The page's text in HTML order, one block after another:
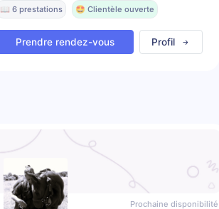
📖 6 prestations 🤩 Clientèle ouverte
Prendre rendez-vous Profil
Prochaine disponibilité